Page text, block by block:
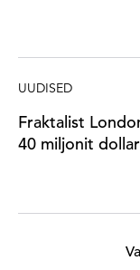
UUDISED
Fraktalist
40 miljonit